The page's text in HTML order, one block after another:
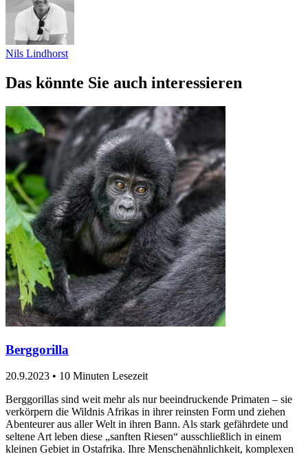
Nils Lindhorst
Das könnte Sie auch interessieren
Berggorilla
20.9.2023 • 10 Minuten Lesezeit
Berggorillas sind weit mehr als nur beeindruckende Primaten – sie
verkörpern die Wildnis Afrikas in ihrer reinsten Form und ziehen
Abenteurer aus aller Welt in ihren Bann. Als stark gefährdete und
seltene Art leben diese „sanften Riesen“ ausschließlich in einem
kleinen Gebiet in Ostafrika. Ihre Menschenähnlichkeit, komplexen